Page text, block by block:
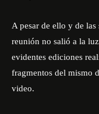
A pesar de ello y de
reunión no salió a la
evidentes ediciones
fragmentos del mismo
video.